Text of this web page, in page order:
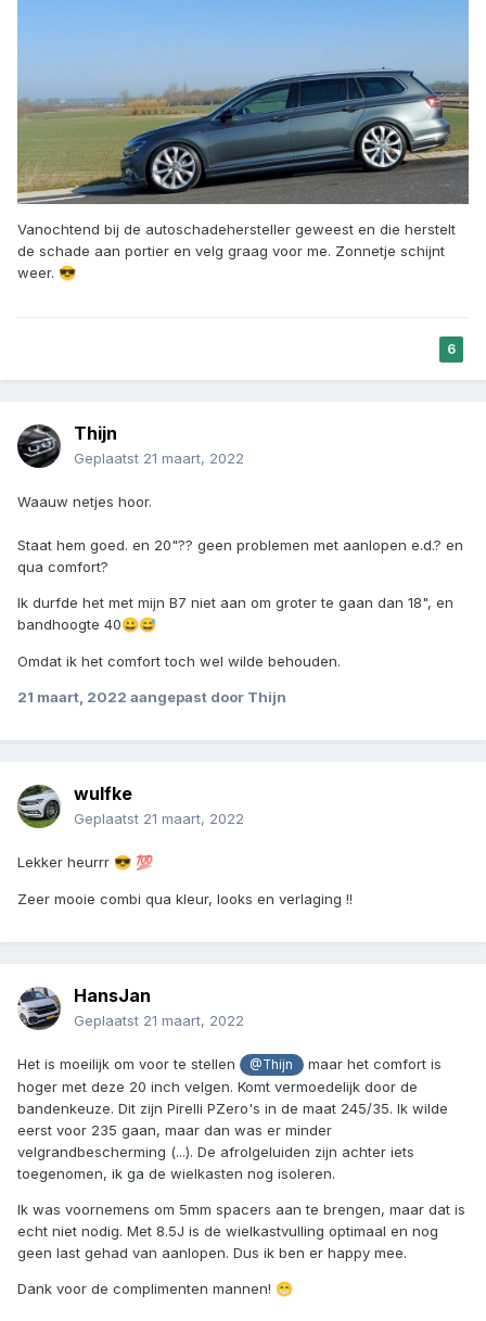
Vanochtend bij de autoschadehersteller geweest en die herstelt
de schade aan portier en velg graag voor me. Zonnetje schijnt
weer. 😎
6
Thijn
Geplaatst 21 maart, 2022
Waauw netjes hoor.
Staat hem goed. en 20"?? geen problemen met aanlopen e.d.? en
qua comfort?
Ik durfde het met mijn B7 niet aan om groter te gaan dan 18", en
bandhoogte 40😀😅
Omdat ik het comfort toch wel wilde behouden.
21 maart, 2022 aangepast door Thijn
wulfke
Geplaatst 21 maart, 2022
Lekker heurrr 😎 💯
Zeer mooie combi qua kleur, looks en verlaging !!
HansJan
Geplaatst 21 maart, 2022
Het is moeilijk om voor te stellen @Thijn
maar het comfort is
hoger met deze 20 inch velgen. Komt vermoedelijk door de
bandenkeuze. Dit zijn Pirelli PZero's in de maat 245/35. Ik wilde
eerst voor 235 gaan, maar dan was er minder
velgrandbescherming (...). De afrolgeluiden zijn achter iets
toegenomen, ik ga de wielkasten nog isoleren.
Ik was voornemens om 5mm spacers aan te brengen, maar dat is
echt niet nodig. Met 8.5J is de wielkastvulling optimaal en nog
geen last gehad van aanlopen. Dus ik ben er happy mee.
Dank voor de complimenten mannen! 😁